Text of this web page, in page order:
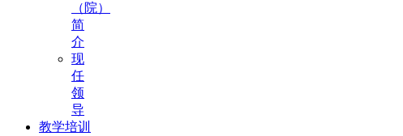
（院）
简
介
现
任
领
导
教学培训